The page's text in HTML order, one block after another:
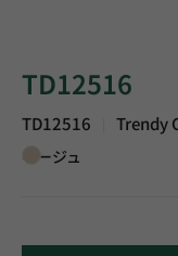
TD12516, Trendy,
TD12516
TD12516 Trendy
ベージュ